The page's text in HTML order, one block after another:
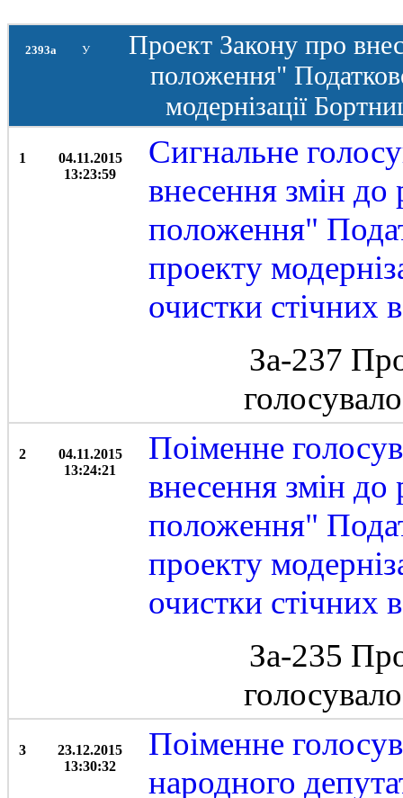
2393а У
Проект Закону про
положення"
модернізації
1
04.11.2015
13:23:59
Сигнальне
внесення змін
положення"
проекту
очистки
За-237
2
04.11.2015
13:24:21
Поіменне
внесення змін
положення"
проекту
очистки стічних
За-235
3
23.12.2015
13:30:32
Поіменне
народного